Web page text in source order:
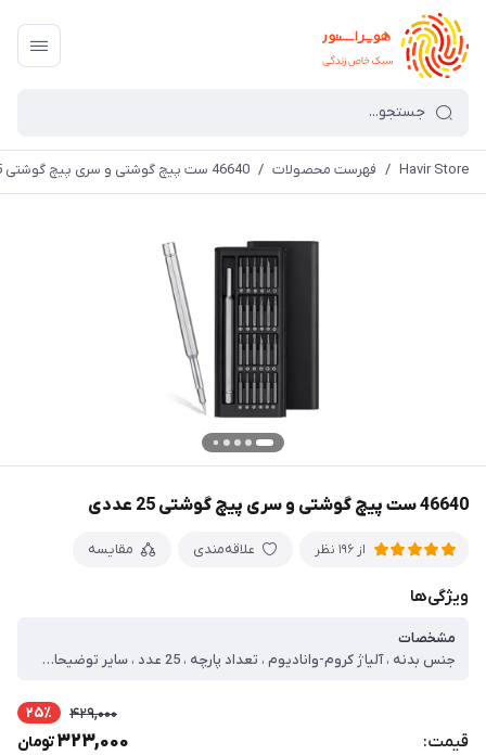
Havir Store
/ فهرست محصولات / 46640 ست پیچ گوشتی و سری پیچ گوشتی 25 عددی
46640 ست پیچ گوشتی و سری پیچ گوشتی 25 عددی
از 196 نظر علاقه‌مندی مقایسه
ویژگی‌ها
مشخصات
جنس بدنه ، آلیاژ کروم-وانادیوم ، تعداد پارچه ، 25 عدد ، سایر توضیحات ، دارای قاب از جنس پلاستیک فشرده ، سر پیچ مغناطیسی ، دارای طراحی منحصر به فرد و ارگونومیک ، دارای درب ریلی ، دارای خاصیت آهن ربایی ، 4 عدد دوسو با سایزهای SL1.5، SL3، SL2 و SL4 ، 2 عدد ستاره‌ای در سایزهای P2 و P5 ، 5 عدد چهارسو در سایزهای PH000، PH00، PH0، PH1 و PH2 ، 1عدد سه پر در سایز Y1 ، 1 عدد ستاره‌ای سوراخ‌دار در سایزهای T8H، T6H، T5HT، T10H و T15H ، 3 عدد ستاره‌ای 6 پر در سایزهای T2، T3 و T4 ، 2 عدد آلنی در سایزهای H1.5 و H2 ، 1 عدد سری U شکل در سایز U2.6 ، 1عدد سری مثلثی در سایز 2.3
قیمت:
429,000 25٪
323,000تومان